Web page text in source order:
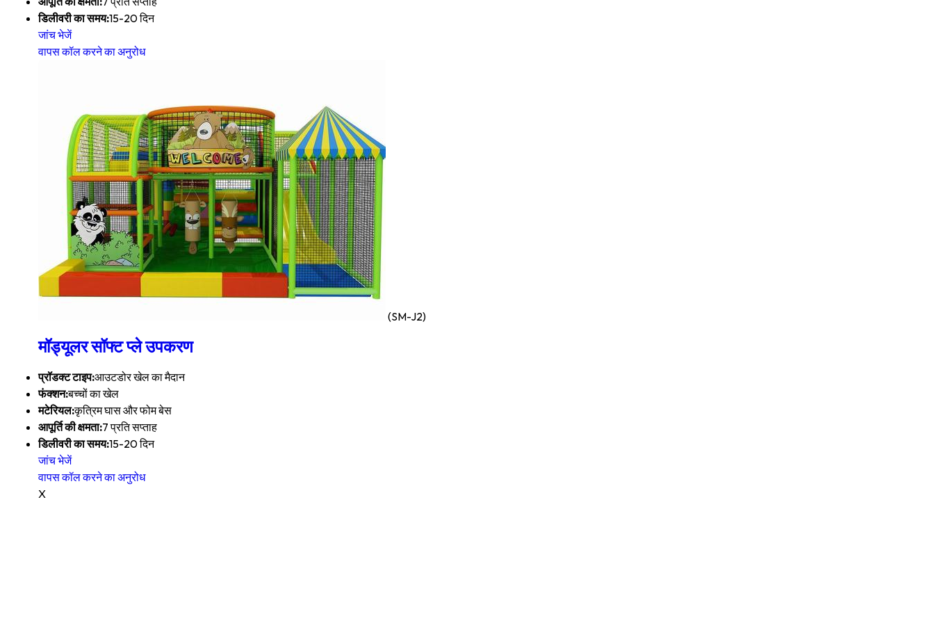
डिलीवरी का समय:15-20 दिन
जांच भेजें
वापस कॉल करने का अनुरोध
(SM-J2)
मॉड्यूलर सॉफ्ट प्ले उपकरण
प्रॉडक्ट टाइप:आउटडोर खेल का मैदान
फंक्शन:बच्चों का खेल
मटेरियल:कृत्रिम घास और फोम बेस
आपूर्ति की क्षमता:7 प्रति सप्ताह
डिलीवरी का समय:15-20 दिन
जांच भेजें
वापस कॉल करने का अनुरोध
X